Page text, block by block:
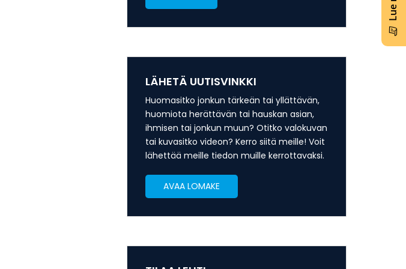
LÄHETÄ UUTISVINKKI
Huomasitko jonkun tärkeän tai yllättävän,
huomiota herättävän tai hauskan asian,
ihmisen tai jonkun muun? Otitko valokuvan
tai kuvasitko videon? Kerro siitä meille! Voit
lähettää meille tiedon muille kerrottavaksi.
AVAA LOMAKE